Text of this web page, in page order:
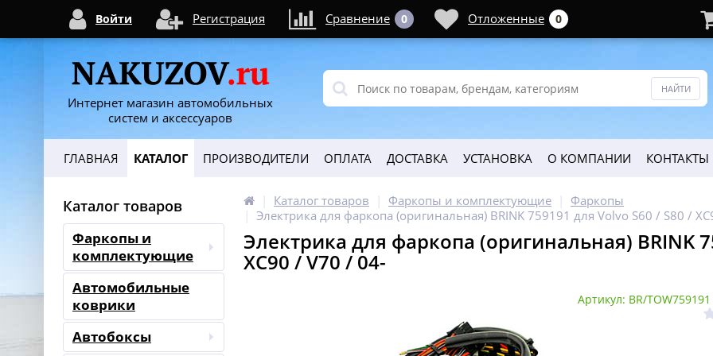
Интернет магазин автомобильных
систем и аксессуаров
ГЛАВНАЯ КАТАЛОГ ПРОИЗВОДИТЕЛИ ОПЛАТА ДОСТАВКА УСТАНОВКА О КОМПАНИИ КОНТАКТЫ
Каталог товаров
Фаркопы и
комплектующие
Автомобильные
коврики
Автобоксы
Каталог товаров Фаркопы и комплектующие
Фаркопы
Электрика для фаркопа (оригинальная) BRINK 759191 для Volvo S60 / S80 /
Электрика для фаркопа (оригинальная) BRINK
XC90 / V70 / 04-
Артикул: BR/TOW759191
Войти Регистрация Сравнение 0 Отложенные 0